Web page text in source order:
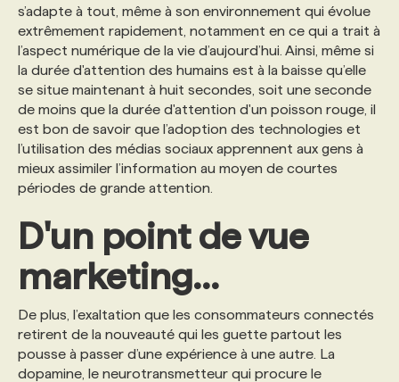
s’adapte à tout, même à son environnement qui évolue
extrêmement rapidement, notamment en ce qui a trait à
l’aspect numérique de la vie d’aujourd’hui. Ainsi, même si
la durée d'attention des humains est à la baisse qu’elle
se situe maintenant à huit secondes, soit une seconde
de moins que la durée d'attention d'un poisson rouge, il
est bon de savoir que l’adoption des technologies et
l’utilisation des médias sociaux apprennent aux gens à
mieux assimiler l’information au moyen de courtes
périodes de grande attention.
D'un point de vue
marketing...
De plus, l’exaltation que les consommateurs connectés
retirent de la nouveauté qui les guette partout les
pousse à passer d’une expérience à une autre. La
dopamine, le neurotransmetteur qui procure le